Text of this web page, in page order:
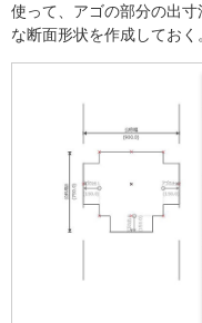
使って、アゴの部分の出寸
な断面形状を作成しておく